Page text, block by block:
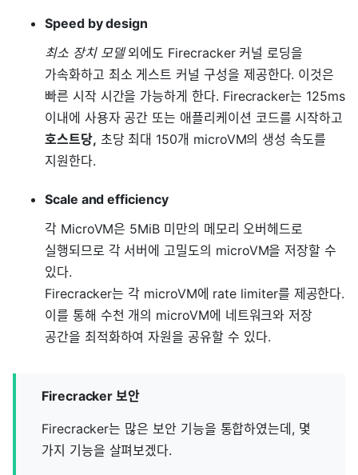
Speed by design
최소 장치 모델외에도 Firecracker 커널 로딩을
가속화하고 최소 게스트 커널 구성을 제공한다. 이것은
빠른 시작 시간을 가능하게 한다. Firecracker는 125ms
이내에 사용자 공간 또는 애플리케이션 코드를 시작하고
호스트당, 초당 최대 150개 microVM의 생성 속도를
지원한다.
Scale and efficiency
각 MicroVM은 5MiB 미만의 메모리 오버헤드로
실행되므로 각 서버에 고밀도의 microVM을 저장할 수
있다.
Firecracker는 각 microVM에 rate limiter를 제공한다.
이를 통해 수천 개의 microVM에 네트워크와 저장
공간을 최적화하여 자원을 공유할 수 있다.
Firecracker 보안
Firecracker는 많은 보안 기능을 통합하였는데, 몇
가지 기능을 살펴보겠다.